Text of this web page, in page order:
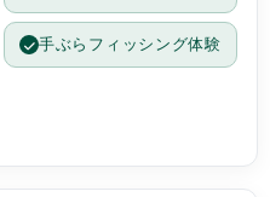
手ぶらフィッシング体験